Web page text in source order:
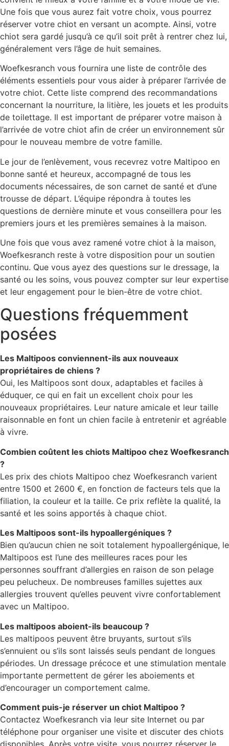
Une fois que vous aurez fait votre choix, vous pourrez
réserver votre chiot en versant un acompte. Ainsi, votre
chiot sera gardé jusqu’à ce qu’il soit prêt à rentrer chez lui,
généralement vers l’âge de huit semaines.
Woefkesranch vous fournira une liste de contrôle des
éléments essentiels pour vous aider à préparer l’arrivée de
votre chiot. Cette liste comprend des recommandations
concernant la nourriture, la litière, les jouets et les produits
de toilettage. Il est important de préparer votre maison à
l’arrivée de votre chiot afin de créer un environnement sûr
pour le nouveau membre de votre famille.
Le jour de l’enlèvement, vous recevrez votre Maltipoo en
bonne santé et heureux, accompagné de tous les
documents nécessaires, de son carnet de santé et d’une
trousse de départ. L’équipe répondra à toutes les
questions de dernière minute et vous conseillera pour les
premiers jours et les premières semaines à la maison.
Une fois que vous avez ramené votre chiot à la maison,
Woefkesranch reste à votre disposition pour un soutien
continu. Que vous ayez des questions sur le dressage, la
santé ou les soins, vous pouvez compter sur leur expertise
et leur engagement pour le bien-être de votre chiot.
Questions fréquemment
posées
Les Maltipoos conviennent-ils aux nouveaux
propriétaires de chiens ?
Oui, les Maltipoos sont doux, adaptables et faciles à
éduquer, ce qui en fait un excellent choix pour les
nouveaux propriétaires. Leur nature amicale et leur taille
raisonnable en font un chien facile à entretenir et agréable
à vivre.
Combien coûtent les chiots Maltipoo chez Woefkesranch
?
Les prix des chiots Maltipoo chez Woefkesranch varient
entre 1500 et 2600 €, en fonction de facteurs tels que la
filiation, la couleur et la taille. Ce prix reflète la qualité, la
santé et les soins apportés à chaque chiot.
Les Maltipoos sont-ils hypoallergéniques ?
Bien qu’aucun chien ne soit totalement hypoallergénique, le
Maltipoos est l’une des meilleures races pour les
personnes souffrant d’allergies en raison de son pelage
peu pelucheux. De nombreuses familles sujettes aux
allergies trouvent qu’elles peuvent vivre confortablement
avec un Maltipoo.
Les maltipoos aboient-ils beaucoup ?
Les maltipoos peuvent être bruyants, surtout s’ils
s’ennuient ou s’ils sont laissés seuls pendant de longues
périodes. Un dressage précoce et une stimulation mentale
importante permettent de gérer les aboiements et
d’encourager un comportement calme.
Comment puis-je réserver un chiot Maltipoo ?
Contactez Woefkesranch via leur site Internet ou par
téléphone pour organiser une visite et discuter des chiots
disponibles. Après votre visite, vous pourrez réserver le